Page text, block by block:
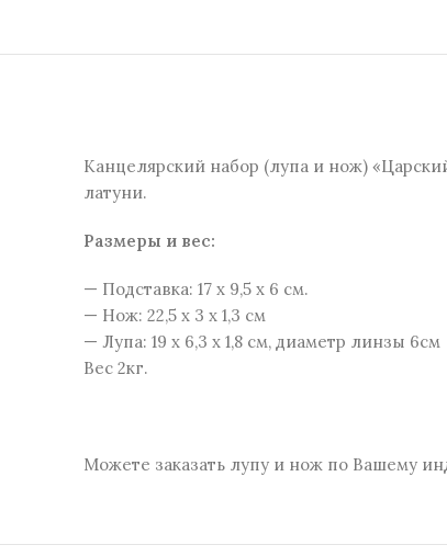
Канцелярский набор (лупа и нож)
латуни.
Размеры и веc:
— Подставка: 17 x 9,5 x 6 см.
— Нож: 22,5 х 3 х 1,3 см
— Лупа: 19 х 6,3 х 1,8 см, диаметр линзы 6см
Вес 2кг.
Можете заказать лупу и нож по Вашему